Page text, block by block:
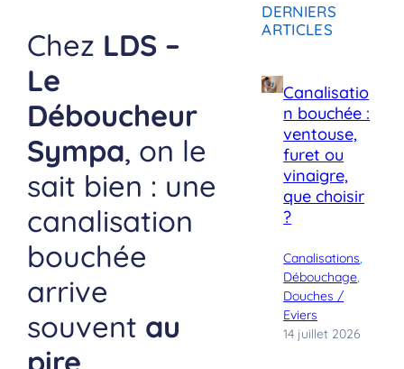
Chez LDS –
Le
Déboucheur
Sympa, on le
sait bien : une
canalisation
bouchée
arrive
souvent au
pire
DERNIERS
ARTICLES
Canalisatio
n bouchée :
ventouse,
furet ou
vinaigre,
que choisir
?
Canalisations
Débouchage
Douches /
Eviers
14 juillet 2026